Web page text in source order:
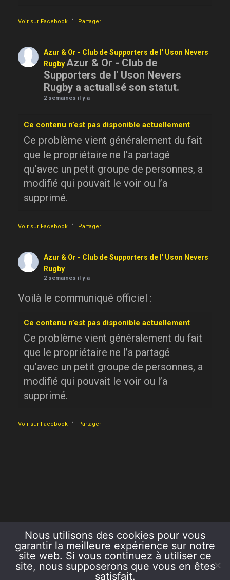
Voir sur Facebook · Partager
Azur & Or - Club de Supporters de l' Uson Nevers
RugbyAzur & Or - Club de
Supporters de l' Uson Nevers
Rugby a actualisé son statut.
2 semaines il y a
Ce contenu n’est pas disponible actuellement
Ce problème vient généralement du fait
que le propriétaire ne l’a partagé
qu’avec un petit groupe de personnes, a
modifié qui pouvait le voir ou l’a
supprimé.
Voir sur Facebook · Partager
Azur & Or - Club de Supporters de l' Uson Nevers
Rugby
2 semaines il y a
Voilà le communiqué officiel :
Ce contenu n’est pas disponible actuellement
Ce problème vient généralement du fait
que le propriétaire ne l’a partagé
qu’avec un petit groupe de personnes, a
modifié qui pouvait le voir ou l’a
supprimé.
Voir sur Facebook · Partager
Nous utilisons des cookies pour vous
garantir la meilleure expérience sur notre
site web. Si vous continuez à utiliser ce
site, nous supposerons que vous en êtes
satisfait.